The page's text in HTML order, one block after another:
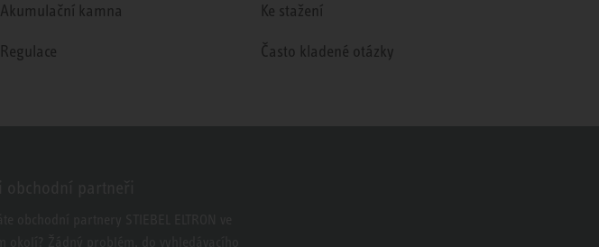
Akumulační kamna
Regulace
Ke stažení
Často kladené otázky